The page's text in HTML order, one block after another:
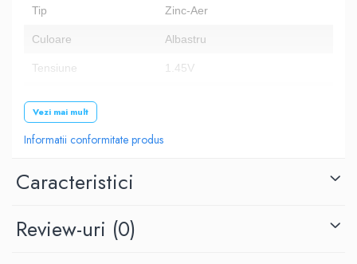
Tip Zinc-Aer
Culoare Albastru
Tensiune 1.45V
Alte coduri
Vezi mai mult
Informatii conformitate produs
Caracteristici
Review-uri (0)